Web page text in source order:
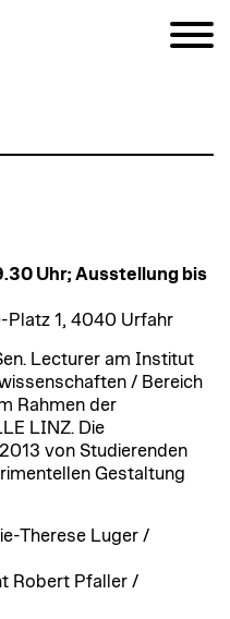
Uhr; Ausstellung bis
Platz 1, 4040 Urfahr
Lecturer am Institut
/ Bereich
Rahmen der
LINZ. Die
von Studierenden
Gestaltung
Therese Luger /
Robert Pfaller /